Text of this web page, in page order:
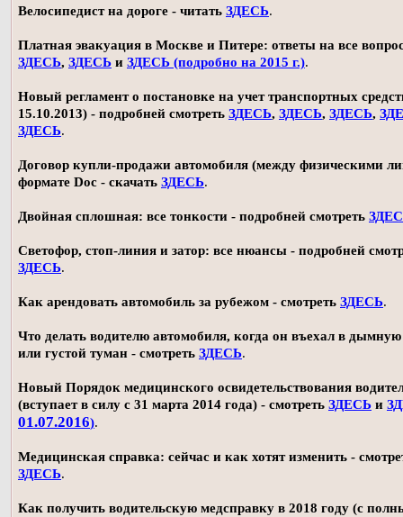
Велосипедист на дороге - читать ЗДЕСЬ.
Платная эвакуация в Москве и Питере: ответы на все
ЗДЕСЬ, ЗДЕСЬ и ЗДЕСЬ (подробно на 2015 г.).
Новый регламент о постановке на учет транспортных
15.10.2013) - подробней смотреть ЗДЕСЬ, ЗДЕСЬ, ЗДЕСЬ,
ЗДЕСЬ.
Договор купли-продажи автомобиля (между физическими
формате Doc - скачать ЗДЕСЬ.
Двойная сплошная: все тонкости - подробней смотреть
Светофор, стоп-линия и затор: все нюансы - подробней
ЗДЕСЬ.
Как арендовать автомобиль за рубежом - смотреть ЗДЕСЬ.
Что делать водителю автомобиля, когда он въехал в дымную
или густой туман - смотреть ЗДЕСЬ.
Новый Порядок медицинского освидетельствования
(вступает в силу с 31 марта 2014 года) - смотреть ЗДЕСЬ и
01.07.2016).
Медицинская справка: сейчас и как хотят изменить -
ЗДЕСЬ.
Как получить водительскую медсправку в 2018 году (с